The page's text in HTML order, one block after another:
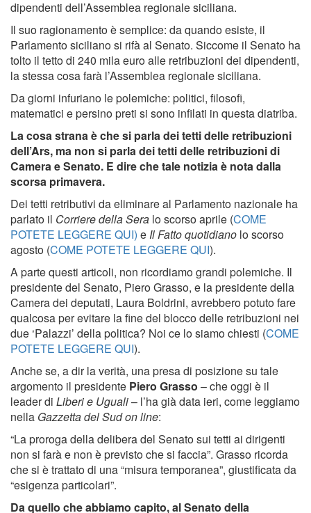
dipendenti dell’Assemblea regionale siciliana.
Il suo ragionamento è semplice: da quando esiste, il
Parlamento siciliano si rifà al Senato. Siccome il Senato ha
tolto il tetto di 240 mila euro alle retribuzioni dei dipendenti,
la stessa cosa farà l’Assemblea regionale siciliana.
Da giorni infuriano le polemiche: politici, filosofi,
matematici e persino preti si sono infilati in questa diatriba.
La cosa strana è che si parla dei tetti delle retribuzioni
dell’Ars, ma non si parla dei tetti delle retribuzioni di
Camera e Senato. E dire che tale notizia è nota dalla
scorsa primavera.
Dei tetti retributivi da eliminare al Parlamento nazionale ha
parlato il Corriere della Sera lo scorso aprile (COME
POTETE LEGGERE QUI) e Il Fatto quotidiano lo scorso
agosto (COME POTETE LEGGERE QUI).
A parte questi articoli, non ricordiamo grandi polemiche. Il
presidente del Senato, Piero Grasso, e la presidente della
Camera dei deputati, Laura Boldrini, avrebbero potuto fare
qualcosa per evitare la fine del blocco delle retribuzioni nei
due ‘Palazzi’ della politica? Noi ce lo siamo chiesti (COME
POTETE LEGGERE QUI).
Anche se, a dir la verità, una presa di posizione su tale
argomento il presidente Piero Grasso – che oggi è il
leader di Liberi e Uguali– l’ha già data ieri, come leggiamo
nella Gazzetta del Sud on line:
“La proroga della delibera del Senato sui tetti ai dirigenti
non si farà e non è previsto che si faccia”. Grasso ricorda
che si è trattato di una “misura temporanea”, giustificata da
“esigenza particolari”.
Da quello che abbiamo capito, al Senato della